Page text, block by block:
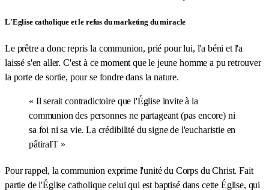
L'Eglise catholique et le refus du marketing du miracle
Le prêtre a donc repris la communion, prié pour lui, l'a béni et l'a
laissé s'en aller. C'est à ce moment que le jeune homme a pu retrouver
la porte de sortie, pour se fondre dans la nature.
« Il serait contradictoire que l'Église invite à la
communion des personnes ne partageant (pas encore) ni
sa foi ni sa vie. La crédibilité du signe de l'eucharistie en
pâtiraIT »
Pour rappel, la communion exprime l'unité du Corps du Christ. Fait
partie de l'Église catholique celui qui est baptisé dans cette Église, qui